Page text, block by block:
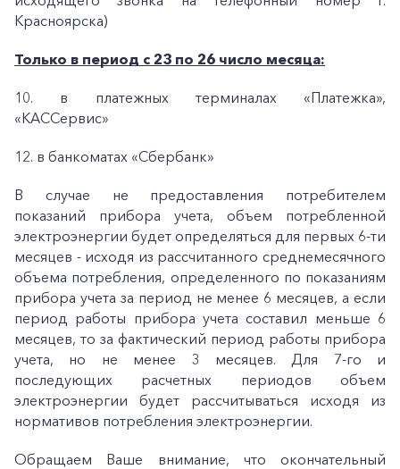
Заказать обратный звонок
Красноярска)
Только в период с 23 по 26 число месяца:
10. в платежных терминалах «Платежка»,
«КАССервис»
12. в банкоматах «Сбербанк»
В случае не предоставления потребителем
показаний прибора учета, объем потребленной
электроэнергии будет определяться для первых 6-ти
месяцев - исходя из рассчитанного среднемесячного
объема потребления, определенного по показаниям
прибора учета за период не менее 6 месяцев, а если
период работы прибора учета составил меньше 6
месяцев, то за фактический период работы прибора
учета, но не менее 3 месяцев. Для 7-го и
последующих расчетных периодов объем
электроэнергии будет рассчитываться исходя из
нормативов потребления электроэнергии.
Обращаем Ваше внимание, что окончательный